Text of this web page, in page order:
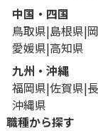
中国・四国
鳥取県 島根県
愛媛県 高知県
九州・沖縄
福岡県 佐賀県
沖縄県
職種から探す